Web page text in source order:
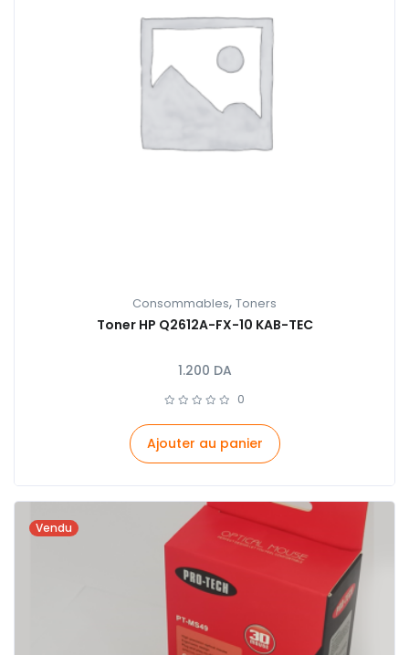
Consommables, Toners
Toner HP Q2612A-FX-10 KAB-TEC
1.200 DA
0
Ajouter au panier
Vendu